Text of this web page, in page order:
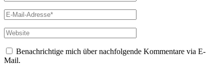
E-
Mail-
Adresse*
Website
Benachrichtige mich über nachfolgende Kommentare via E-
Mail.